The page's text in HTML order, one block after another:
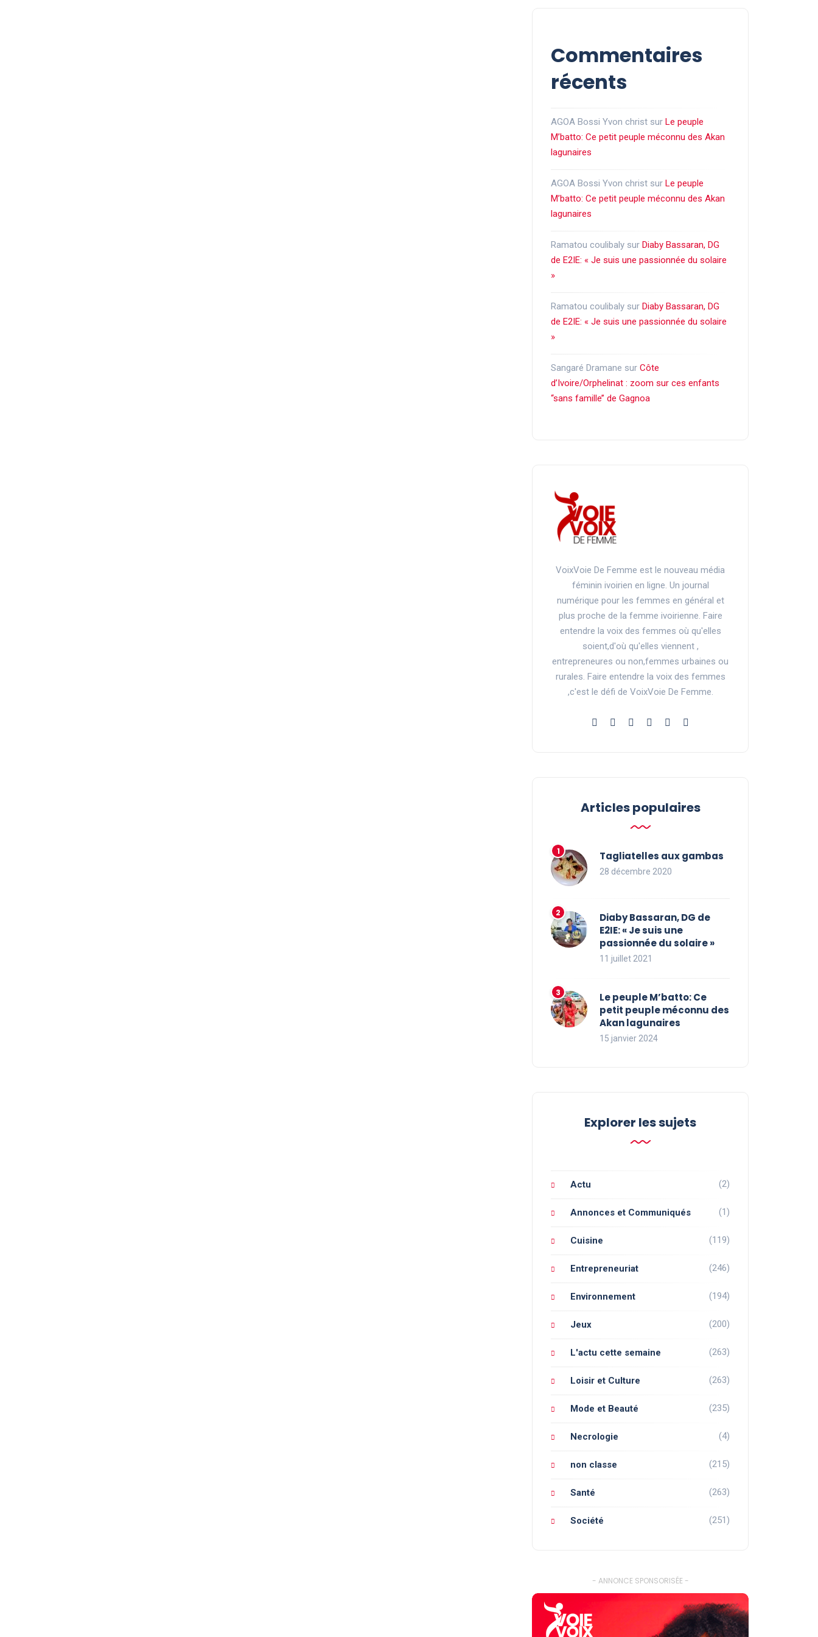
Commentaires
récents
AGOA Bossi Yvon christ sur Le peuple
M’batto: Ce petit peuple méconnu des Akan
lagunaires
AGOA Bossi Yvon christ sur Le peuple
M’batto: Ce petit peuple méconnu des Akan
lagunaires
Ramatou coulibaly sur Diaby Bassaran, DG
de E2IE: « Je suis une passionnée du solaire
»
Ramatou coulibaly sur Diaby Bassaran, DG
de E2IE: « Je suis une passionnée du solaire
»
Sangaré Dramane sur Côte
d’Ivoire/Orphelinat : zoom sur ces enfants
‘‘sans famille’’ de Gagnoa
VoixVoie De Femme est le nouveau média
féminin ivoirien en ligne. Un journal
numérique pour les femmes en général et
plus proche de la femme ivoirienne. Faire
entendre la voix des femmes où qu'elles
soient,d'où qu'elles viennent ,
entrepreneures ou non,femmes urbaines ou
rurales. Faire entendre la voix des femmes
,c'est le défi de VoixVoie De Femme.
Articles populaires
Tagliatelles aux gambas
28 décembre 2020
Diaby Bassaran, DG de
E2IE: « Je suis une
passionnée du solaire »
11 juillet 2021
Le peuple M’batto: Ce
petit peuple méconnu des
Akan lagunaires
15 janvier 2024
Explorer les sujets
Actu (2)
Annonces et Communiqués (1)
Cuisine (119)
Entrepreneuriat (246)
Environnement (194)
Jeux (200)
L'actu cette semaine (263)
Loisir et Culture (263)
Mode et Beauté (235)
Necrologie (4)
non classe (215)
Santé (263)
Société (251)
- ANNONCE SPONSORISÉE -